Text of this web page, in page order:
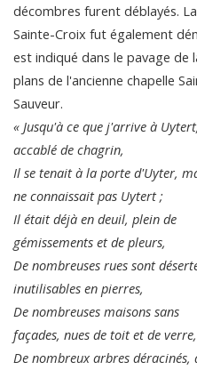
décombres furent déblayés.
Sainte-Croix fut également
est indiqué dans le pavage
plans de l'ancienne chapelle
Sauveur.
« Jusqu'à ce que j'arrive à Uytert,
accablé de chagrin,
Il se tenait à la porte d'Uyter,
ne connaissait pas Uytert ;
Il était déjà en deuil, plein de
gémissements et de pleurs,
De nombreuses rues sont
inutilisables en pierres,
De nombreuses maisons sans
façades, nues de toit et de verre,
De nombreux arbres déracinés,